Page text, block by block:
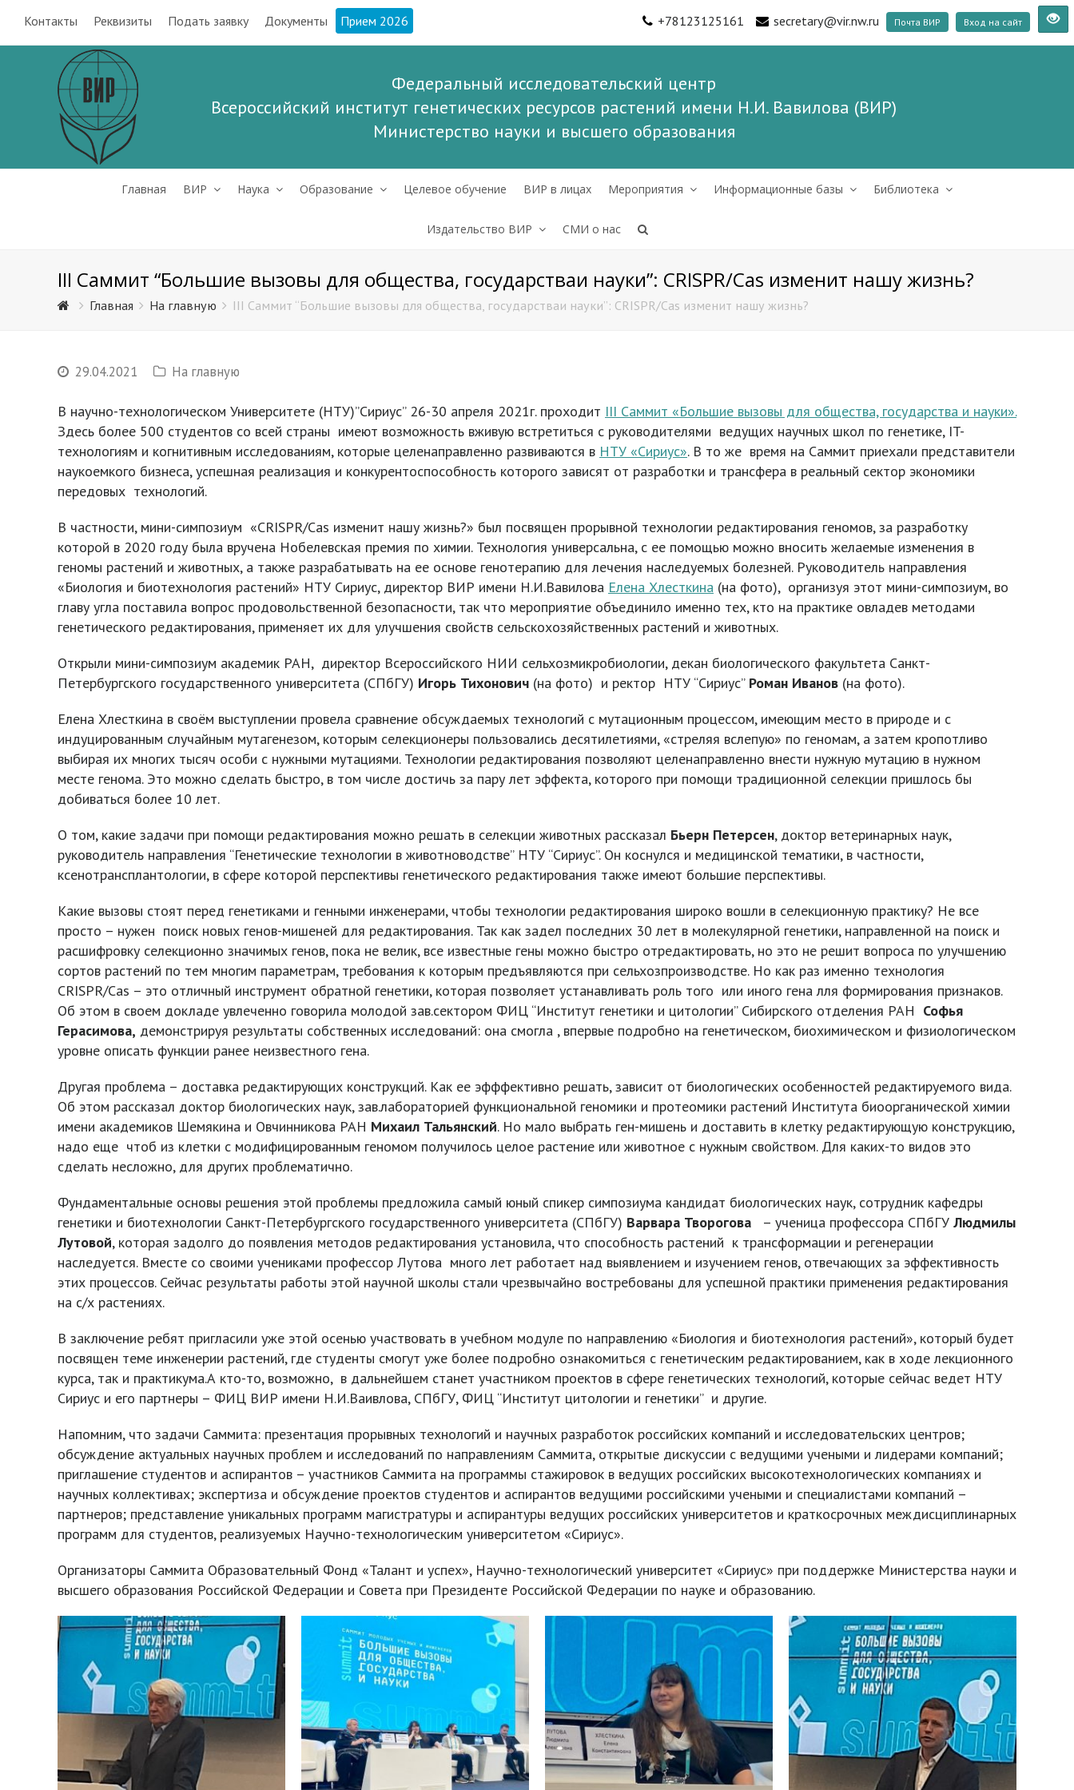
Контакты Реквизиты Подать заявку Документы Прием 2026 +78123125161 secretary@vir.nw.ru Почта ВИР Вход на сайт
Федеральный исследовательский центр
Всероссийский институт генетических ресурсов растений имени Н.И. Вавилова (ВИР)
Министерство науки и высшего образования
Главная ВИР Наука Образование Целевое обучение ВИР в лицах Мероприятия Информационные базы Библиотека
Издательство ВИР СМИ о нас
III Саммит “Большие вызовы для общества, государстваи науки”: CRISPR/Cas изменит нашу жизнь?
Главная На главную III Саммит “Большие вызовы для общества, государстваи науки”: CRISPR/Cas изменит нашу жизнь?
29.04.2021 На главную
В научно-технологическом Университете (НТУ)”Сириус” 26-30 апреля 2021г. проходит III Саммит «Большие вызовы для общества, государства и науки».
Здесь более 500 студентов со всей страны имеют возможность вживую встретиться с руководителями ведущих научных школ по генетике, IT-
технологиям и когнитивным исследованиям, которые целенаправленно развиваются в НТУ «Сириус». В то же время на Саммит приехали представители
наукоемкого бизнеса, успешная реализация и конкурентоспособность которого зависят от разработки и трансфера в реальный сектор экономики
передовых технологий.
В частности, мини-симпозиум «CRISPR/Cas изменит нашу жизнь?» был посвящен прорывной технологии редактирования геномов, за разработку
которой в 2020 году была вручена Нобелевская премия по химии. Технология универсальна, с ее помощью можно вносить желаемые изменения в
геномы растений и животных, а также разрабатывать на ее основе генотерапию для лечения наследуемых болезней. Руководитель направления
«Биология и биотехнология растений» НТУ Сириус, директор ВИР имени Н.И.Вавилова Елена Хлесткина (на фото), организуя этот мини-симпозиум, во
главу угла поставила вопрос продовольственной безопасности, так что мероприятие объединило именно тех, кто на практике овладев методами
генетического редактирования, применяет их для улучшения свойств сельскохозяйственных растений и животных.
Открыли мини-симпозиум академик РАН, директор Всероссийского НИИ сельхозмикробиологии, декан биологического факультета Санкт-
Петербургского государственного университета (СПбГУ) Игорь Тихонович (на фото) и ректор НТУ “Сириус” Роман Иванов (на фото).
Елена Хлесткина в своём выступлении провела сравнение обсуждаемых технологий с мутационным процессом, имеющим место в природе и с
индуцированным случайным мутагенезом, которым селекционеры пользовались десятилетиями, «стреляя вслепую» по геномам, а затем кропотливо
выбирая их многих тысяч особи с нужными мутациями. Технологии редактирования позволяют целенаправленно внести нужную мутацию в нужном
месте генома. Это можно сделать быстро, в том числе достичь за пару лет эффекта, которого при помощи традиционной селекции пришлось бы
добиваться более 10 лет.
О том, какие задачи при помощи редактирования можно решать в селекции животных рассказал Бьерн Петерсен, доктор ветеринарных наук,
руководитель направления “Генетические технологии в животноводстве” НТУ “Сириус”. Он коснулся и медицинской тематики, в частности,
ксенотрансплантологии, в сфере которой перспективы генетического редактирования также имеют большие перспективы.
Какие вызовы стоят перед генетиками и генными инженерами, чтобы технологии редактирования широко вошли в селекционную практику? Не все
просто – нужен поиск новых генов-мишеней для редактирования. Так как задел последних 30 лет в молекулярной генетики, направленной на поиск и
расшифровку селекционно значимых генов, пока не велик, все известные гены можно быстро отредактировать, но это не решит вопроса по улучшению
сортов растений по тем многим параметрам, требования к которым предъявляются при сельхозпроизводстве. Но как раз именно технология
CRISPR/Cas – это отличный инструмент обратной генетики, которая позволяет устанавливать роль того или иного гена лля формирования признаков.
Об этом в своем докладе увлеченно говорила молодой зав.сектором ФИЦ “Институт генетики и цитологии” Сибирского отделения РАН Софья
Герасимова, демонстрируя результаты собственных исследований: она смогла , впервые подробно на генетическом, биохимическом и физиологическом
уровне описать функции ранее неизвестного гена.
Другая проблема – доставка редактирующих конструкций. Как ее эфффективно решать, зависит от биологических особенностей редактируемого вида.
Об этом рассказал доктор биологических наук, зав.лабораторией функциональной геномики и протеомики растений Института биоорганической химии
имени академиков Шемякина и Овчинникова РАН Михаил Тальянский. Но мало выбрать ген-мишень и доставить в клетку редактирующую конструкцию,
надо еще чтоб из клетки с модифицированным геномом получилось целое растение или животное с нужным свойством. Для каких-то видов это
сделать несложно, для других проблематично.
Фундаментальные основы решения этой проблемы предложила самый юный спикер симпозиума кандидат биологических наук, сотрудник кафедры
генетики и биотехнологии Санкт-Петербургского государственного университета (СПбГУ) Варвара Творогова – ученица профессора СПбГУ Людмилы
Лутовой, которая задолго до появления методов редактирования установила, что способность растений к трансформации и регенерации
наследуется. Вместе со своими учениками профессор Лутова много лет работает над выявлением и изучением генов, отвечающих за эффективность
этих процессов. Сейчас результаты работы этой научной школы стали чрезвычайно востребованы для успешной практики применения редактирования
на с/х растениях.
В заключение ребят пригласили уже этой осенью участвовать в учебном модуле по направлению «Биология и биотехнология растений», который будет
посвящен теме инженерии растений, где студенты смогут уже более подробно ознакомиться с генетическим редактированием, как в ходе лекционного
курса, так и практикума.А кто-то, возможно, в дальнейшем станет участником проектов в сфере генетических технологий, которые сейчас ведет НТУ
Сириус и его партнеры – ФИЦ ВИР имени Н.И.Ваивлова, СПбГУ, ФИЦ “Институт цитологии и генетики” и другие.
Напомним, что задачи Саммита: презентация прорывных технологий и научных разработок российских компаний и исследовательских центров;
обсуждение актуальных научных проблем и исследований по направлениям Саммита, открытые дискуссии с ведущими учеными и лидерами компаний;
приглашение студентов и аспирантов – участников Саммита на программы стажировок в ведущих российских высокотехнологических компаниях и
научных коллективах; экспертиза и обсуждение проектов студентов и аспирантов ведущими российскими учеными и специалистами компаний –
партнеров; представление уникальных программ магистратуры и аспирантуры ведущих российских университетов и краткосрочных междисциплинарных
программ для студентов, реализуемых Научно-технологическим университетом «Сириус».
Организаторы Саммита Образовательный Фонд «Талант и успех», Научно-технологический университет «Сириус» при поддержке Министерства науки и
высшего образования Российской Федерации и Совета при Президенте Российской Федерации по науке и образованию.